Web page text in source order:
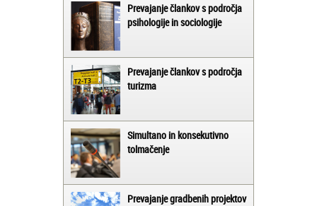
Prevajanje člankov s področja
psihologije in sociologije
Prevajanje člankov s področja
turizma
Simultano in konsekutivno
tolmačenje
Prevajanje gradbenih projektov